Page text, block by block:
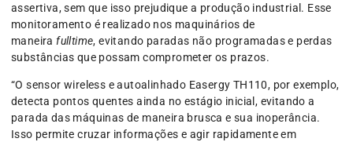
assertiva, sem que isso prejudique a produção industrial. Esse
monitoramento é realizado nos maquinários de
maneirafulltime, evitando paradas não programadas e perdas
substâncias que possam comprometer os prazos.
“O sensor wireless e autoalinhado Easergy TH110, por exemplo,
detecta pontos quentes ainda no estágio inicial, evitando a
parada das máquinas de maneira brusca e sua inoperância.
Isso permite cruzar informações e agir rapidamente em